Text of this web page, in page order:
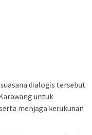
dialogis tersebut
untuk
menjaga kerukunan